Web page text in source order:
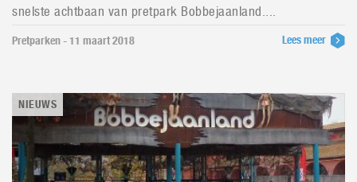
snelste achtbaan van pretpark Bobbejaanland....
Pretparken - 11 maart 2018 Lees meer
NIEUWS